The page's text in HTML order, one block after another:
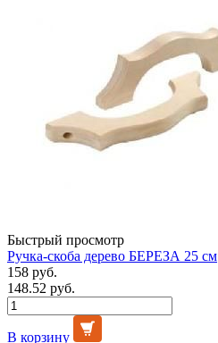
Быстрый просмотр
Ручка-скоба дерево БЕРЕЗА 25 см
158 руб.
148.52 руб.
В корзину